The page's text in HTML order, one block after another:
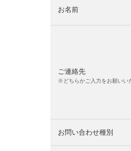
お名前
ご連絡先
※どちらかご入力をお願いい
お問い合わせ種別